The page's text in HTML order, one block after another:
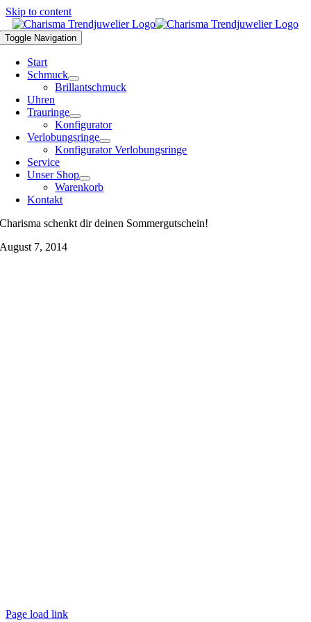
Skip to content
Toggle Navigation
Start
Schmuck
Brillantschmuck
Uhren
Trauringe
Konfigurator
Verlobungsringe
Konfigurator Verlobungsringe
Service
Unser Shop
Warenkorb
Kontakt
Charisma schenkt dir deinen Sommergutschein!
August 7, 2014
Page load link